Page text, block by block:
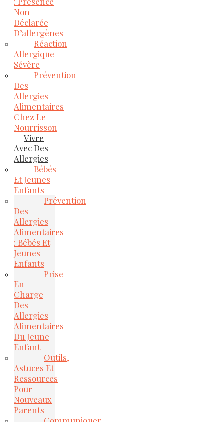
Non
Déclarée
D’allergènes
Réaction
Allergique
Sévère
Prévention
Des
Allergies
Alimentaires
Chez Le
Nourrisson
Vivre
Avec Des
Allergies
Bébés
Et Jeunes
Enfants
Prévention
Des
Allergies
Alimentaires
: Bébés Et
Jeunes
Enfants
Prise
En
Charge
Des
Allergies
Alimentaires
Du Jeune
Enfant
Outils,
Astuces Et
Ressources
Pour
Nouveaux
Parents